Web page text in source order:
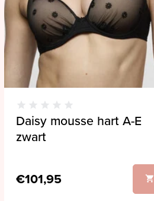
Daisy mousse hart A-E
zwart
€101,95